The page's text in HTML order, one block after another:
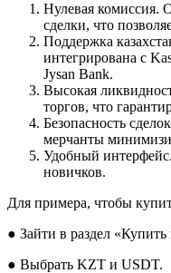
Нулевая комиссия.
сделки, что
Поддержка
интегрирована с
Jysan Bank.
Высокая
торгов, что
Безопасность
мерчанты
Удобный
новичков.
Для примера, чтобы
● Зайти в раздел
● Выбрать KZT и USDT.